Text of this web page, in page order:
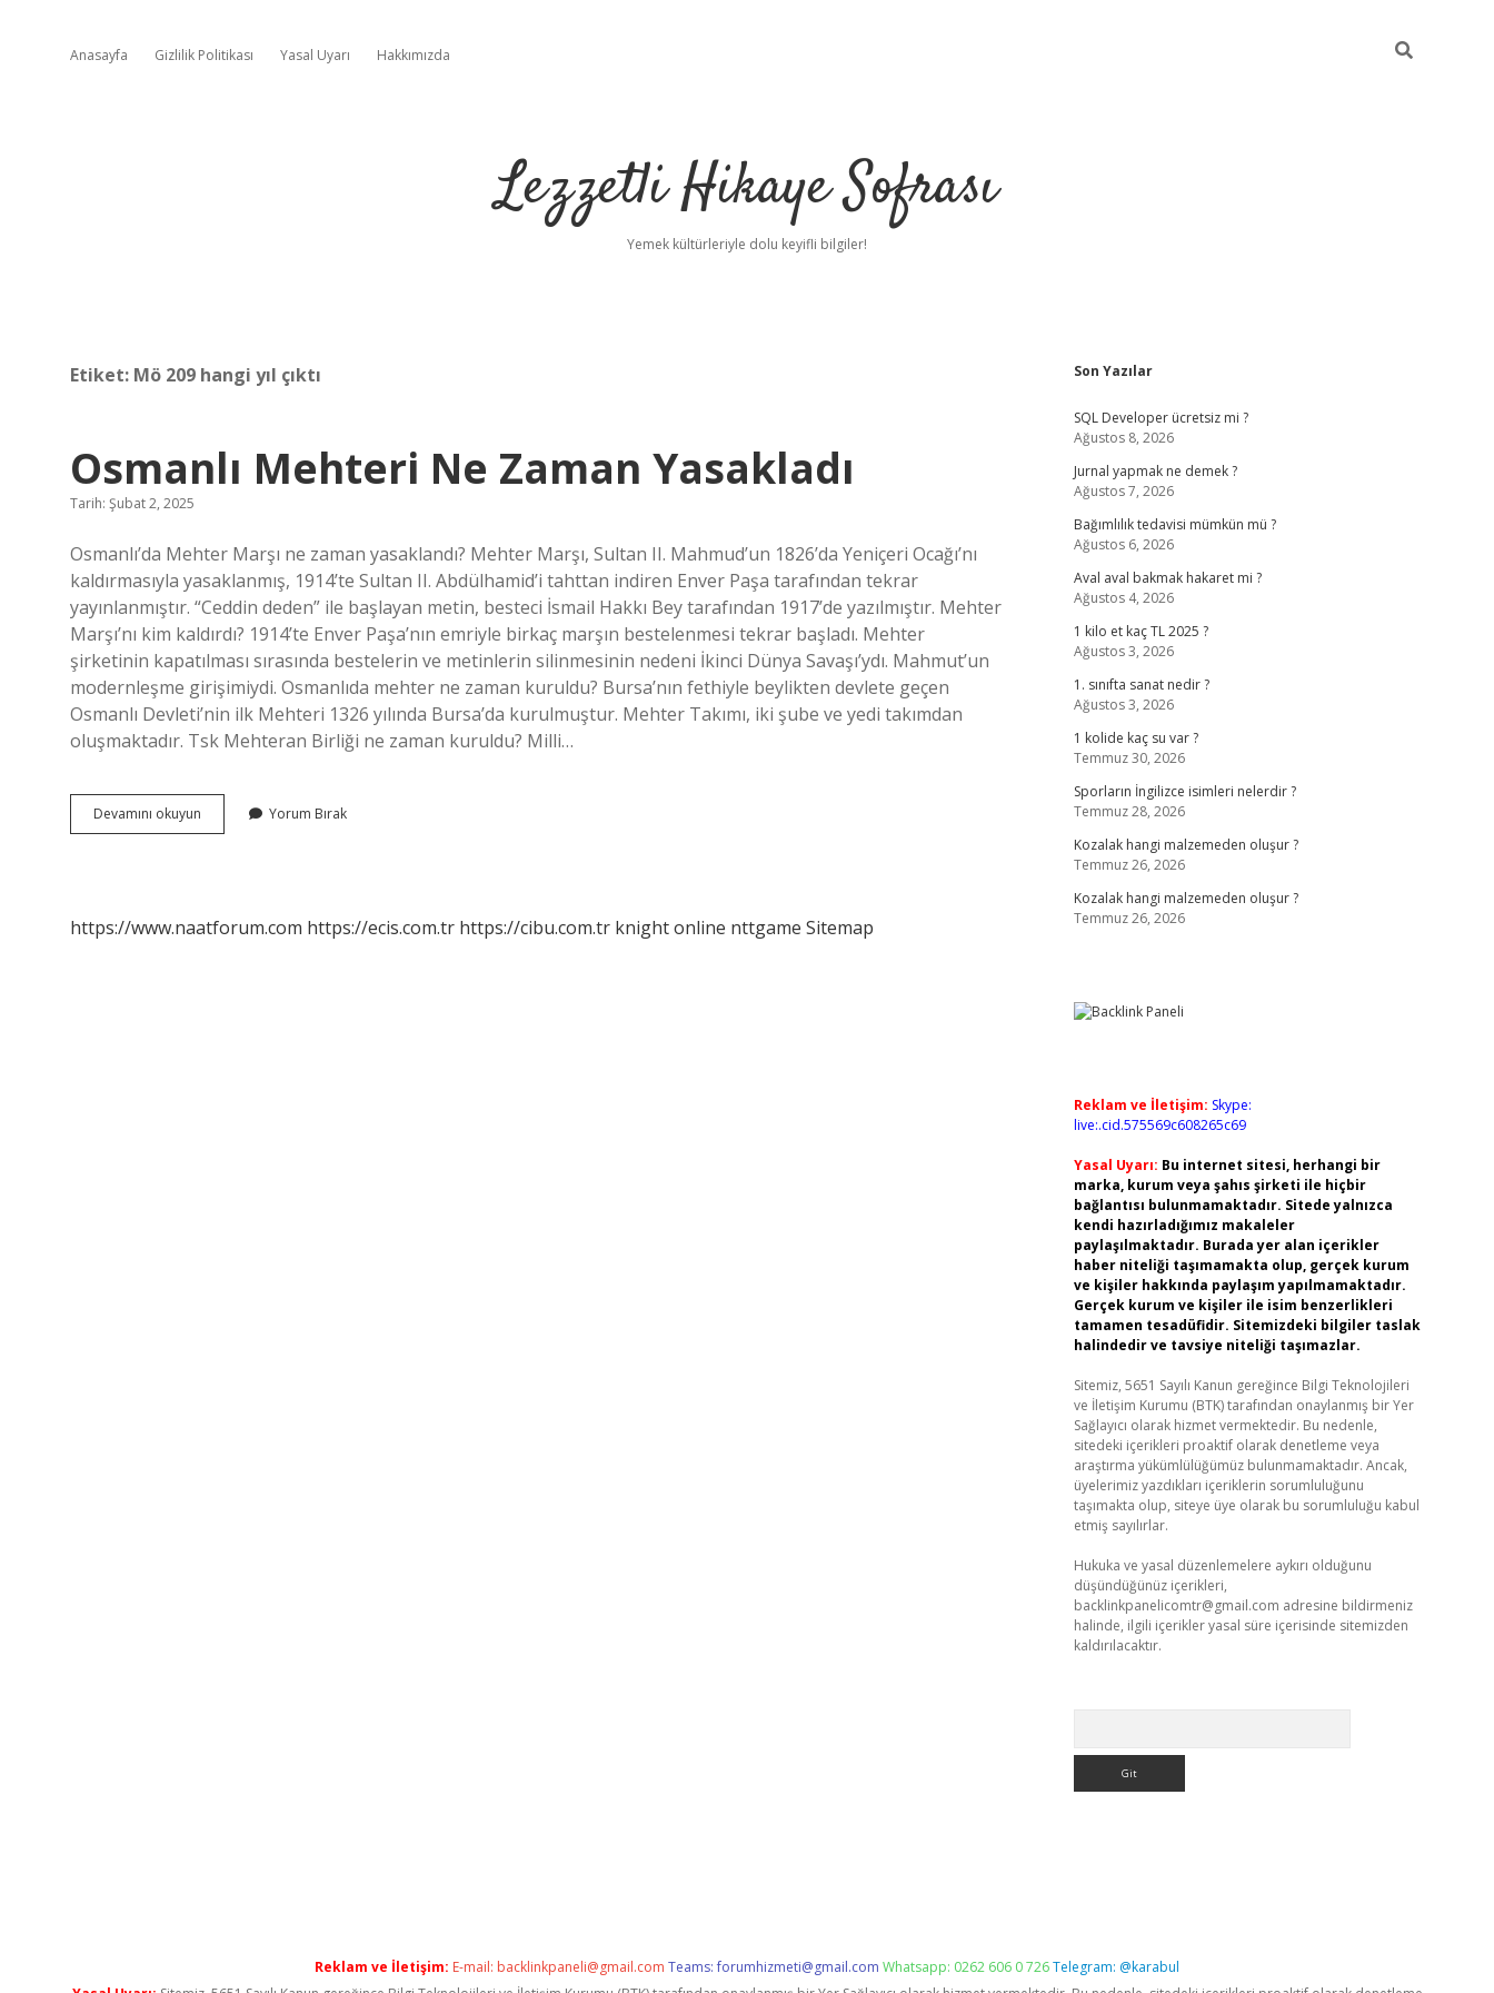
Anasayfa Gizlilik Politikası Yasal Uyarı Hakkımızda
Lezzetli Hikaye Sofrası
Yemek kültürleriyle dolu keyifli bilgiler!
Etiket: Mö 209 hangi yıl çıktı
Osmanlı Mehteri Ne Zaman Yasakladı
Tarih: Şubat 2, 2025
Osmanlı’da Mehter Marşı ne zaman yasaklandı? Mehter Marşı, Sultan II. Mahmud’un 1826’da Yeniçeri Ocağı’nı
kaldırmasıyla yasaklanmış, 1914’te Sultan II. Abdülhamid’i tahttan indiren Enver Paşa tarafından tekrar
yayınlanmıştır. “Ceddin deden” ile başlayan metin, besteci İsmail Hakkı Bey tarafından 1917’de yazılmıştır. Mehter
Marşı’nı kim kaldırdı? 1914’te Enver Paşa’nın emriyle birkaç marşın bestelenmesi tekrar başladı. Mehter
şirketinin kapatılması sırasında bestelerin ve metinlerin silinmesinin nedeni İkinci Dünya Savaşı’ydı. Mahmut’un
modernleşme girişimiydi. Osmanlıda mehter ne zaman kuruldu? Bursa’nın fethiyle beylikten devlete geçen
Osmanlı Devleti’nin ilk Mehteri 1326 yılında Bursa’da kurulmuştur. Mehter Takımı, iki şube ve yedi takımdan
oluşmaktadır. Tsk Mehteran Birliği ne zaman kuruldu? Milli…
Devamını okuyun Osmanlı
Mehteri
Yorum Bırak
https://www.naatforum.com https://ecis.com.tr https://cibu.com.tr knight online nttgame Sitemap
Sidebar
Son Yazılar
SQL Developer ücretsiz mi ?
Ağustos 8, 2026
Jurnal yapmak ne demek ?
Ağustos 7, 2026
Bağımlılık tedavisi mümkün mü ?
Ağustos 6, 2026
Aval aval bakmak hakaret mi ?
Ağustos 4, 2026
1 kilo et kaç TL 2025 ?
Ağustos 3, 2026
1. sınıfta sanat nedir ?
Ağustos 3, 2026
1 kolide kaç su var ?
Temmuz 30, 2026
Sporların İngilizce isimleri nelerdir ?
Temmuz 28, 2026
Kozalak hangi malzemeden oluşur ?
Temmuz 26, 2026
Kozalak hangi malzemeden oluşur ?
Temmuz 26, 2026
Reklam ve İletişim: Skype:
live:.cid.575569c608265c69
Yasal Uyarı: Bu internet sitesi, herhangi bir
marka, kurum veya şahıs şirketi ile hiçbir
bağlantısı bulunmamaktadır. Sitede yalnızca
kendi hazırladığımız makaleler
paylaşılmaktadır. Burada yer alan içerikler
haber niteliği taşımamakta olup, gerçek kurum
ve kişiler hakkında paylaşım yapılmamaktadır.
Gerçek kurum ve kişiler ile isim benzerlikleri
tamamen tesadüfidir. Sitemizdeki bilgiler taslak
halindedir ve tavsiye niteliği taşımazlar.
Sitemiz, 5651 Sayılı Kanun gereğince Bilgi Teknolojileri
ve İletişim Kurumu (BTK) tarafından onaylanmış bir Yer
Sağlayıcı olarak hizmet vermektedir. Bu nedenle,
sitedeki içerikleri proaktif olarak denetleme veya
araştırma yükümlülüğümüz bulunmamaktadır. Ancak,
üyelerimiz yazdıkları içeriklerin sorumluluğunu
taşımakta olup, siteye üye olarak bu sorumluluğu kabul
etmiş sayılırlar.
Hukuka ve yasal düzenlemelere aykırı olduğunu
düşündüğünüz içerikleri,
backlinkpanelicomtr@gmail.com adresine bildirmeniz
halinde, ilgili içerikler yasal süre içerisinde sitemizden
kaldırılacaktır.
Reklam ve İletişim: E-mail: backlinkpaneli@gmail.com Teams:forumhizmeti@gmail.com Whatsapp: 0262 606 0 726Telegram: @karabul